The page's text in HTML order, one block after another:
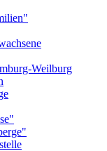
Weilburg